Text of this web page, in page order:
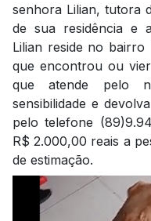
senhora Lilian, tutora
de sua residência e
Lilian reside no
que encontrou ou
que atende pelo
sensibilidade e
pelo telefone
R$ 2.000,00 reais a
de estimação.